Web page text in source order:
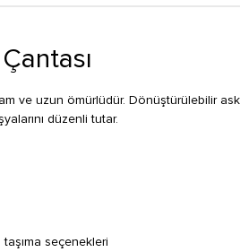
ve uzun ömürlüdür. Dönüştürülebilir
düzenli tutar.
taşıma seçenekleri